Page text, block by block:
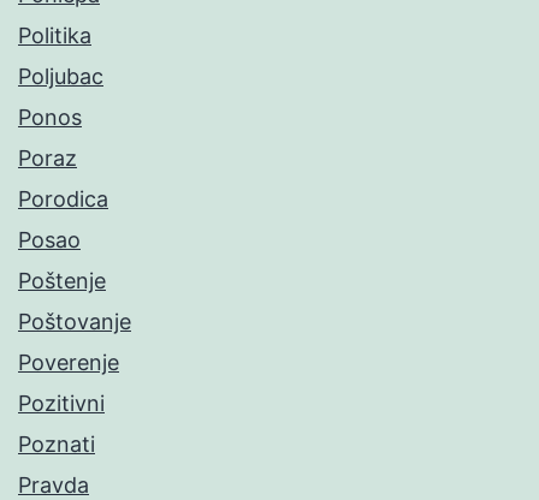
Politika
Poljubac
Ponos
Poraz
Porodica
Posao
Poštenje
Poštovanje
Poverenje
Pozitivni
Poznati
Pravda